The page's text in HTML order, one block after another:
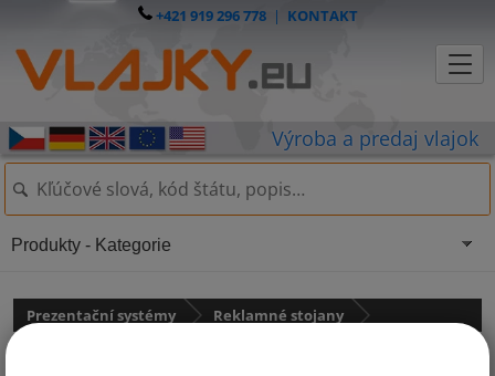
+421 919 296 778| KONTAKT
Prezentační systémy Reklamné stojany
Produkty - Kategorie